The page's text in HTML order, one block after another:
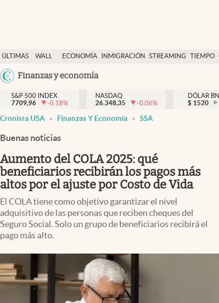
ÚLTIMAS
NOTICIAS
WALL
DÓLAR
ECONOMÍA INMIGRACIÓN STREAMING TIEMPO
México
Finanzas y economía
Finanzas y economía
Wall Street y dólar
Inmigración
Espiritual
Streaming
PC y mobile
Lifestyle
S&P 500 INDEX
7709,96
-0.18%
NASDAQ
26.348,35
-0.06%
DÓLAR
$ 1520
Cronista USA Finanzas Y Economía SSA
Buenas noticias
Aumento del COLA 2025: qué
beneficiarios recibirán los pagos más
altos por el ajuste por Costo de Vida
El COLA tiene como objetivo garantizar el nivel
adquisitivo de las personas que reciben cheques del
Seguro Social. Solo un grupo de beneficiarios recibirá el
pago más alto.